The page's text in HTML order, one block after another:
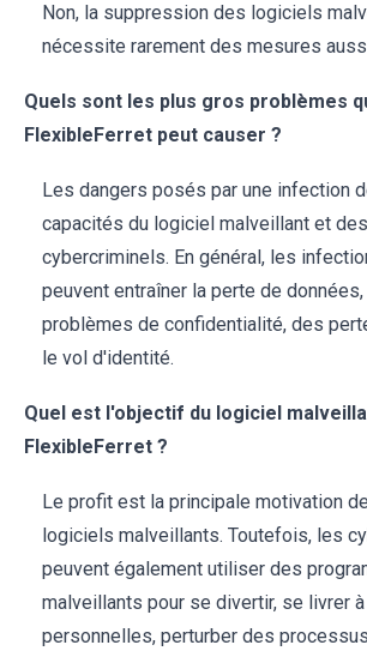
Non, la suppression des logiciels
nécessite rarement des mesures
Quels sont les plus gros problèmes
FlexibleFerret peut causer ?
Les dangers posés par une infection
capacités du logiciel malveillant et
cybercriminels. En général, les
peuvent entraîner la perte de
problèmes de confidentialité, des
le vol d'identité.
Quel est l'objectif du logiciel
FlexibleFerret ?
Le profit est la principale motivation
logiciels malveillants. Toutefois, les
peuvent également utiliser des
malveillants pour se divertir, se livrer
personnelles, perturber des